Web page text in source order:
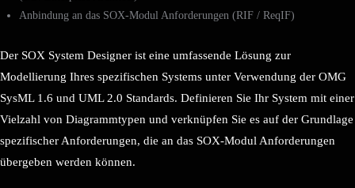
Anbindung an das SOX-Modul Anforderungen (RIF / ReqIF)
Der SOX System Designer ist eine umfassende Lösung zur
Modellierung Ihres spezifischen Systems unter Verwendung der OMG
SysML 1.6 und UML 2.0 Standards. Definieren Sie Ihr System mit einer
Vielzahl von Diagrammtypen und verknüpfen Sie es auf der Grundlage
spezifischer Anforderungen, die an das SOX-Modul Anforderungen
übergeben werden können.